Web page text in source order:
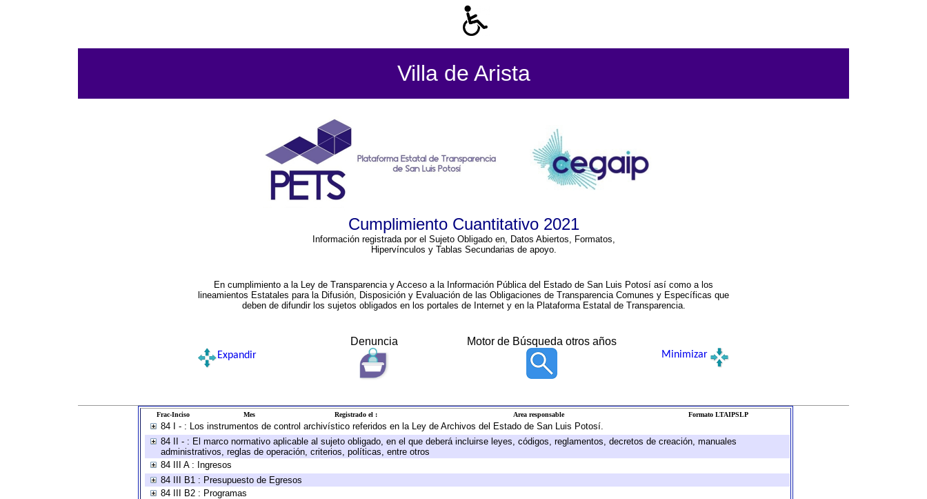
Villa de Arista
Cumplimiento Cuantitativo 2021
Información registrada por el Sujeto Obligado en, Datos Abiertos, Formatos,
Hipervínculos y Tablas Secundarias de apoyo.
En cumplimiento a la Ley de Transparencia y Acceso a la Información Pública del Estado de San Luis Potosí así como a los
lineamientos Estatales para la Difusión, Disposición y Evaluación de las Obligaciones de Transparencia Comunes y Específicas que
deben de difundir los sujetos obligados en los portales de Internet y en la Plataforma Estatal de Transparencia.
Denuncia Motor de Búsqueda otros años
Expandir Minimizar
Frac-Inciso Mes Registrado el : Area responsable Formato LTAIPSLP
84 I - : Los instrumentos de control archivístico referidos en la Ley de Archivos del Estado de San Luis Potosí.
84 II - : El marco normativo aplicable al sujeto obligado, en el que deberá incluirse leyes, códigos, reglamentos, decretos de creación, manuales
administrativos, reglas de operación, criterios, políticas, entre otros
84 III A : Ingresos
84 III B1 : Presupuesto de Egresos
84 III B2 : Programas